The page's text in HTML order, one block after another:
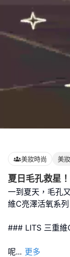
美妝時尚 美妝
夏日毛孔救星
一到夏天，毛孔
維C亮澤活氧系
### LITS 三重維
呢... 更多